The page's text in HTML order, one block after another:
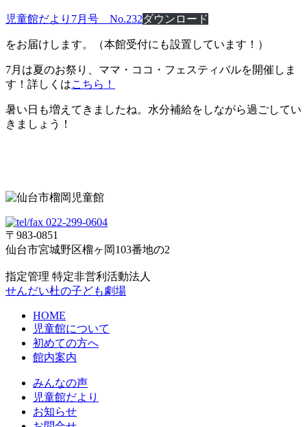
児童館だより7月号 No.232ダウンロード
をお届けします。（本館受付にも設置しています！）
7月は夏のお祭り、ママ・ココ・フェスティバルを開催しま
す！詳しくはこちら！
暑い日も増えてきましたね。水分補給をしながら過ごしてい
きましょう！
022-299-0604
〒983-0851
仙台市宮城野区榴ヶ岡103番地の2
指定管理 特定非営利活動法人
せんだい杜の子ども劇場
HOME
児童館について
初めての方へ
館内案内
みんなの声
児童館だより
お知らせ